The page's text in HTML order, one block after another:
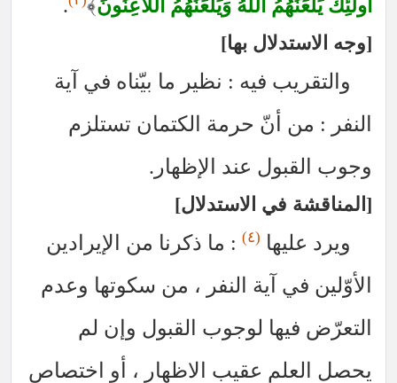
اللهُ وَيَلْعَنُهُمُ اللاَّعِنُونَ
بها
فيه : نظير ما بيّناه في آية
أنّ حرمة الكتمان تستلزم
عند الإظهار.
في الاستدلال
: ما ذكرنا من الإيرادين
آية النفر ، من سكوتها وعدم
لوجوب القبول وإن لم
عقيب الاظهار ، أو اختصاص